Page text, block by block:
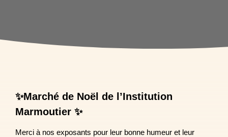
✨Marché de Noël de l’Institution
Marmoutier ✨
Merci à nos exposants pour leur bonne humeur et leur